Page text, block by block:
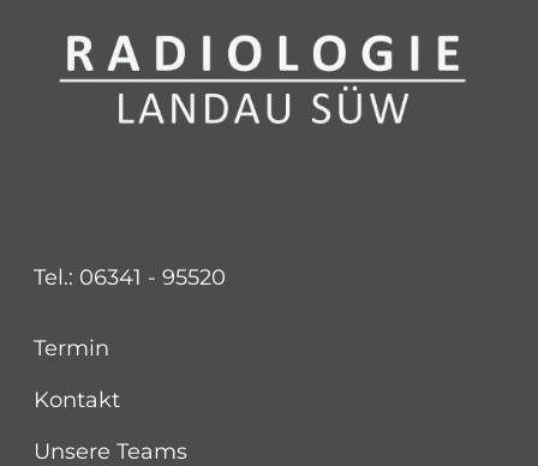
Tel.: 06341 - 95520
Termin
Kontakt
Unsere Teams